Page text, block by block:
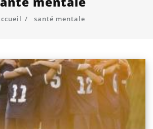
santé mentale